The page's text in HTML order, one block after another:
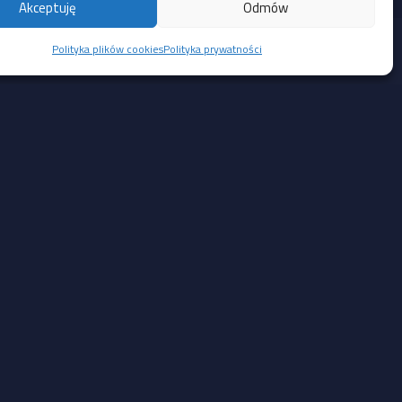
Akceptuję Odmów
Polityka plików cookiesPolityka prywatności